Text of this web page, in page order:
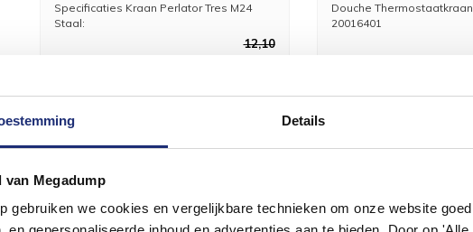
Details
van Megadump
gebruiken we cookies en vergelijkbare technieken om onze website
Specificaties Kraan Perlator Tres M24
Staal:
12,10
Douche
20016401